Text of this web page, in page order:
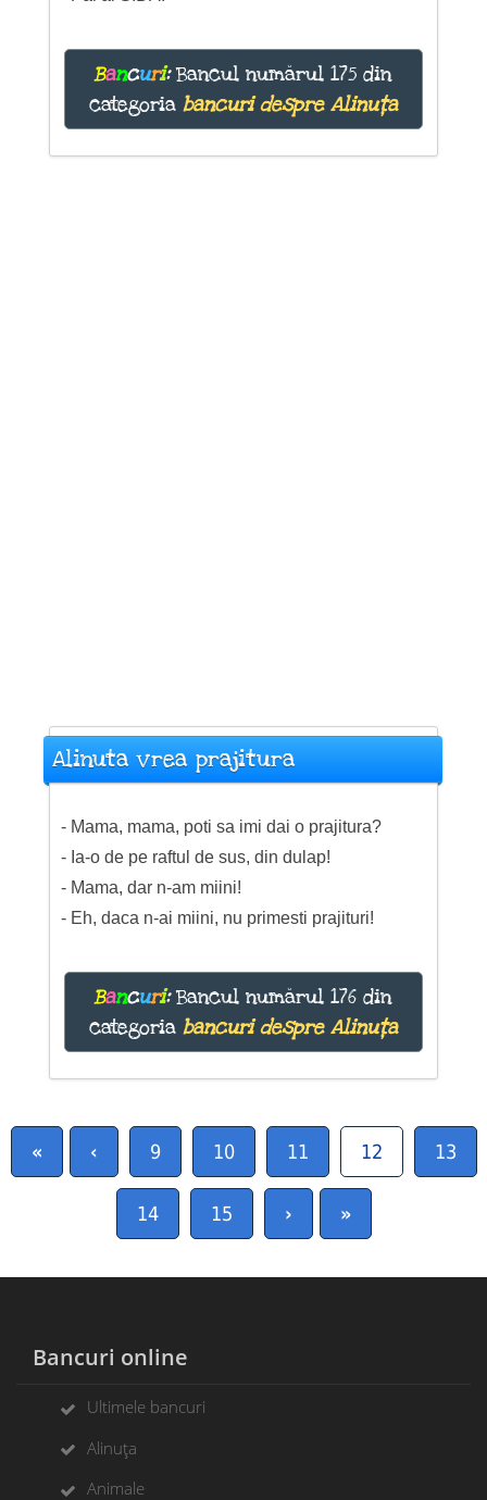
Bancuri:Bancul numărul 175 din
categoria bancuri despre Alinuța
Alinuta vrea prajitura
- Mama, mama, poti sa imi dai o prajitura?
- Ia-o de pe raftul de sus, din dulap!
- Mama, dar n-am miini!
- Eh, daca n-ai miini, nu primesti prajituri!
Bancuri:Bancul numărul 176 din
categoria bancuri despre Alinuța
« ‹ 9 10 11 12 13
14 15 › »
Bancuri online
Ultimele bancuri
Alinuța
Animale